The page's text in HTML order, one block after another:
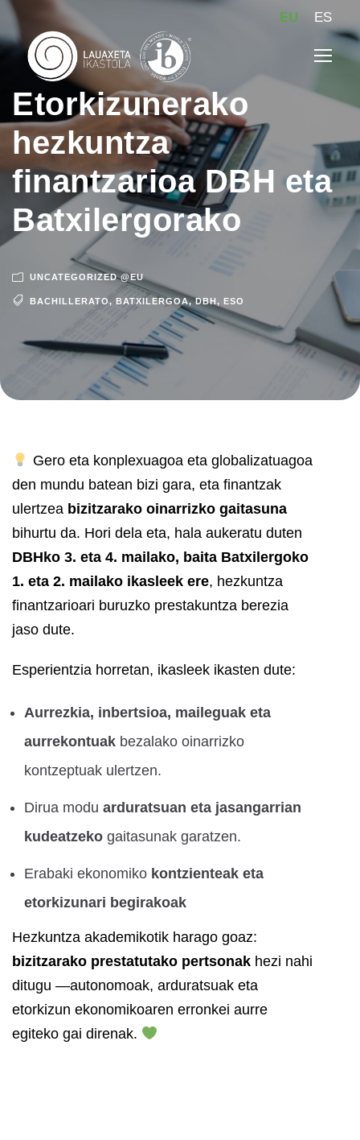
EU ES
Etorkizunerako
hezkuntza
finantzarioa DBH eta
Batxilergorako
UNCATEGORIZED @EU
BACHILLERATO, BATXILERGOA, DBH, ESO
Gero eta konplexuagoa eta globalizatuagoa
den mundu batean bizi gara, eta finantzak
ulertzea bizitzarako oinarrizko gaitasuna
bihurtu da. Hori dela eta, hala aukeratu duten
DBHko 3. eta 4. mailako, baita Batxilergoko
1. eta 2. mailako ikasleek ere, hezkuntza
finantzarioari buruzko prestakuntza berezia
jaso dute.
Esperientzia horretan, ikasleek ikasten dute:
Aurrezkia, inbertsioa, maileguak eta
aurrekontuak bezalako oinarrizko
kontzeptuak ulertzen.
Dirua modu arduratsuan eta jasangarrian
kudeatzeko gaitasunak garatzen.
Erabaki ekonomiko kontzienteak eta
etorkizunari begirakoak
Hezkuntza akademikotik harago goaz:
bizitzarako prestatutako pertsonak hezi nahi
ditugu —autonomoak, arduratsuak eta
etorkizun ekonomikoaren erronkei aurre
egiteko gai direnak.